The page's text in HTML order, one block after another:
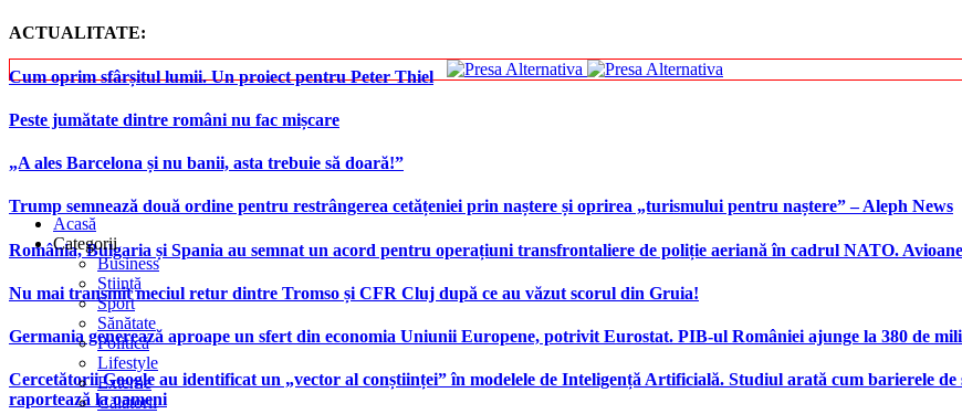
ACTUALITATE:
Cum oprim sfârșitul lumii. Un proiect pentru Peter Thiel
Peste jumătate dintre români nu fac mișcare
„A ales Barcelona și nu banii, asta trebuie să doară!”
Trump semnează două ordine pentru restrângerea cetățeniei prin naștere și oprirea „turismului pentru naștere” – Aleph News
România, Bulgaria și Spania au semnat un acord pentru operațiuni transfrontaliere de poliție aeriană în cadrul NATO.
Nu mai transmit meciul retur dintre Tromso și CFR Cluj după ce au văzut scorul din Gruia!
Germania generează aproape un sfert din economia Uniunii Europene, potrivit Eurostat. PIB-ul României ajunge la 380 de
Cercetătorii Google au identificat un „vector al conștiinței” în modelele de Inteligență Artificială. Studiul arată cum barierele
raportează la oameni
Acasă
Categorii
Business
Știință
Sport
Sănătate
Politică
Lifestyle
Externe
Călătorii